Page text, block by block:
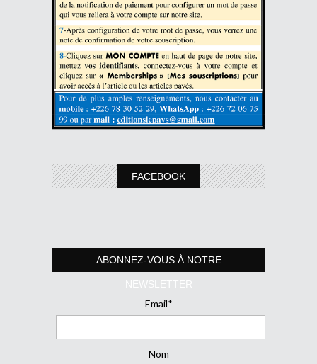
FACEBOOK
ABONNEZ-VOUS À NOTRE
NEWSLETTER
Email*
Nom